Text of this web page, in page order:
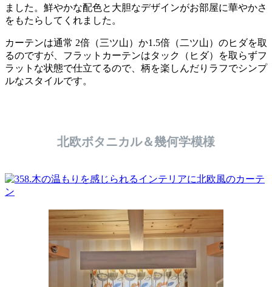
ました。鮮やかな配色と大胆なデザインがお部屋に華やかさ
をもたらしてくれました。
カーテンは通常 2倍（三ツ山）か1.5倍（二ツ山）のヒダを取
るのですが、フラットカーテンはタック（ヒダ）を取らずフ
ラットな状態で仕立てるので、柄を楽しんだりラフでシンプ
ルなスタイルです。
北欧ボタニカル＆幾何学模様